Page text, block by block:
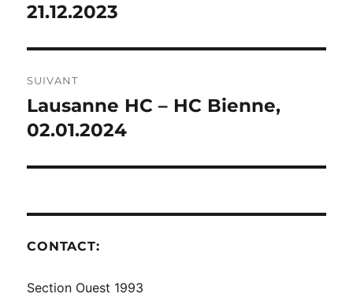
L’ARTICLE
précédente :
21.12.2023
SUIVANT
Publication
suivante :
Lausanne HC – HC Bienne,
02.01.2024
CONTACT:
Section Ouest 1993